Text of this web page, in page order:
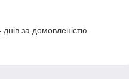
за домовленістю